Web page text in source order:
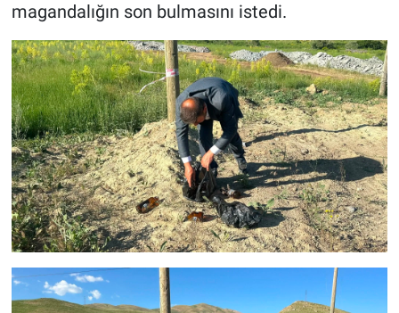
magandalığın son bulmasını istedi.